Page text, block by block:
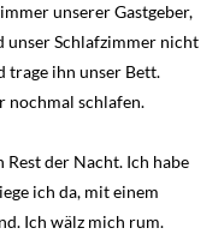
unserer Gastgeber,
unser Schlafzimmer nicht
trage ihn unser Bett.
nochmal schlafen.
der Nacht. Ich habe
ich da, mit einem
Ich wälz mich rum.